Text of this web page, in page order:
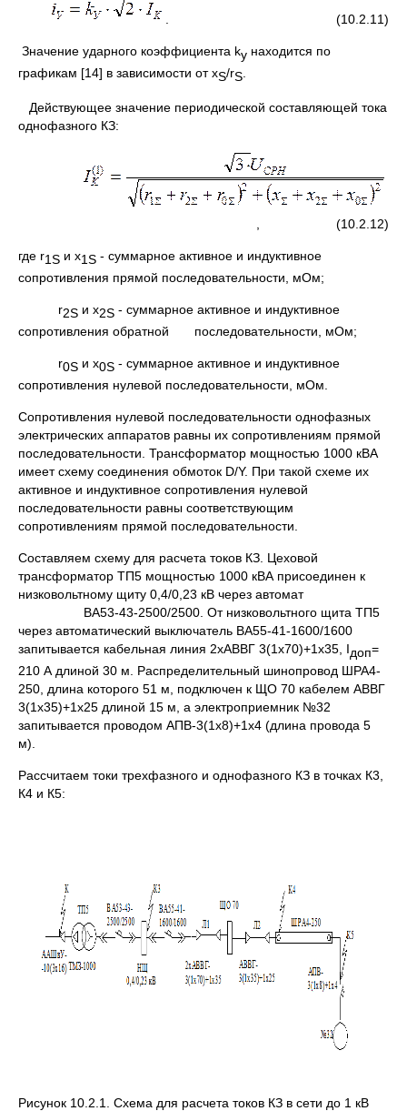
. (10.2.11)
Значение ударного коэффициента ky находится по
графикам [14] в зависимости от xS/rS
Действующее значение периодической составляющей тока
однофазного КЗ:
, (10.2.12)
где r1S и x1S - суммарное активное и индуктивное
сопротивления прямой последовательности, мОм;
r2S и x2S - суммарное активное и индуктивное
сопротивления обратной последовательности, мОм;
r0S и x0S - суммарное активное и индуктивное
сопротивления нулевой последовательности, мОм.
Сопротивления нулевой последовательности однофазных
электрических аппаратов равны их сопротивлениям прямой
последовательности. Трансформатор мощностью 1000 кВА
имеет схему соединения обмоток D/Y. При такой схеме их
активное и индуктивное сопротивления нулевой
последовательности равны соответствующим
сопротивлениям прямой последовательности.
Составляем схему для расчета токов КЗ. Цеховой
трансформатор ТП5 мощностью 1000 кВА присоединен к
низковольтному щиту 0,4/0,23 кВ через автомат
ВА53-43-2500/2500. От низковольтного щита ТП5
через автоматический выключатель ВА55-41-1600/1600
запитывается кабельная линия 2хАВВГ 3(1х70)+1х35, Iдоп=
210 А длиной 30 м. Распределительный шинопровод ШРА4-
250, длина которого 51 м, подключен к ЩО 70 кабелем АВВГ
3(1x35)+1x25 длиной 15 м, а электроприемник №32
запитывается проводом АПВ-3(1x8)+1х4 (длина провода 5
м).
Рассчитаем токи трехфазного и однофазного КЗ в точках К3,
К4 и К5:
Рисунок 10.2.1. Схема для расчета токов КЗ в сети до 1 кВ